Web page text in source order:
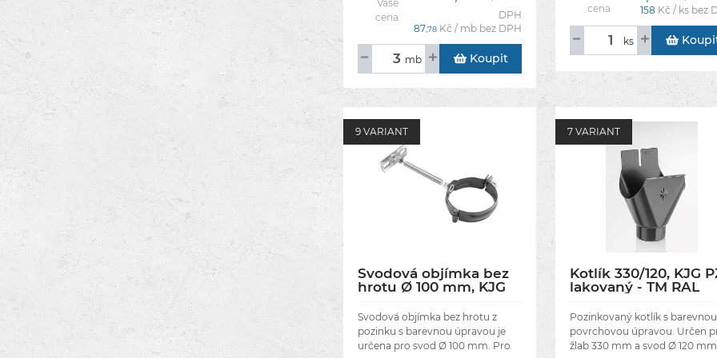
Vaše
cena
DPH
87,78 Kč / mb bez DPH
mb Koupit
cena
158 Kč / ks bez
ks
9 VARIANT
Svodová objímka bez
hrotu Ø 100 mm, KJG
8028 tmavě hnědá
Svodová objímka bez hrotu z
pozinku s barevnou úpravou je
určena pro svod Ø 100 mm. Pro
7 VARIANT
Kotlík 330/120, KJG
lakovaný - TM RAL
Pozinkovaný kotlík s barevnou
povrchovou úpravou. Určen
žlab 330 mm a svod Ø 120